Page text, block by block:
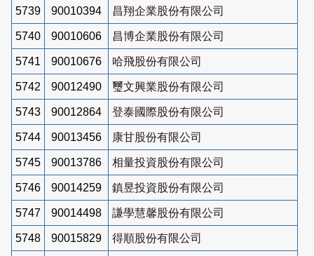
5739 90010394 昌翔企業股份有限公司
5740 90010606 昌博企業股份有限公司
5741 90010676 哈飛股份有限公司
5742 90012490 璽文興業股份有限公司
5743 90012864 登泰國際股份有限公司
5744 90013456 康甘股份有限公司
5745 90013786 相量投資股份有限公司
5746 90014259 鎮昱投資股份有限公司
5747 90014498 謙學慧馨股份有限公司
5748 90015829 得順股份有限公司